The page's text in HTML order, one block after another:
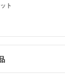
ざいます！
せん....。
ます。
ト